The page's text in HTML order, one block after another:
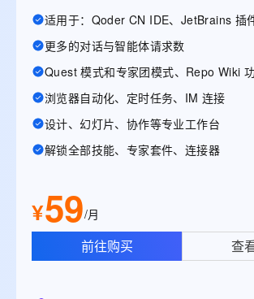
适用于：Qoder CN IDE、JetBrains 插
更多的对话与智能体请求数
Quest 模式和专家团模式、Repo Wiki
浏览器自动化、定时任务、IM 连接
设计、幻灯片、协作等专业工作台
解锁全部技能、专家套件、连接器
¥59/月
前往购买 查